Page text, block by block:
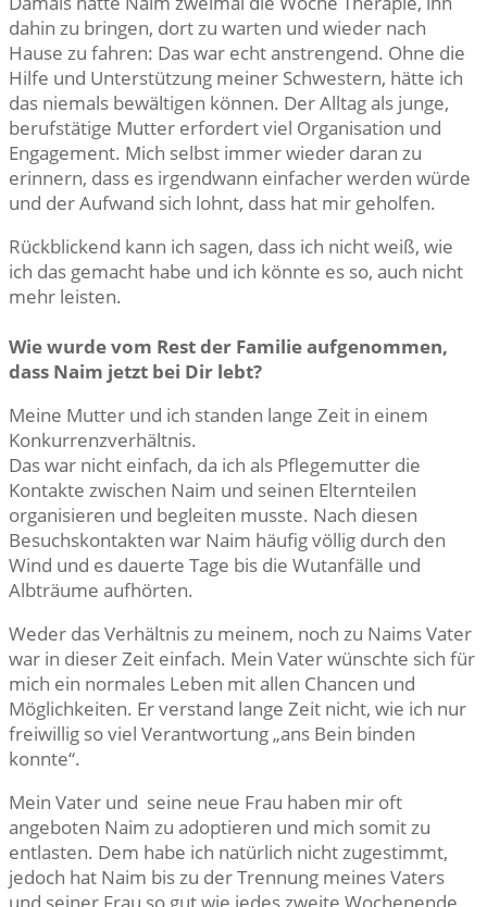
dahin zu bringen, dort zu warten und wieder nach
Hause zu fahren: Das war echt anstrengend. Ohne die
Hilfe und Unterstützung meiner Schwestern, hätte ich
das niemals bewältigen können. Der Alltag als junge,
berufstätige Mutter erfordert viel Organisation und
Engagement. Mich selbst immer wieder daran zu
erinnern, dass es irgendwann einfacher werden würde
und der Aufwand sich lohnt, dass hat mir geholfen.
Rückblickend kann ich sagen, dass ich nicht weiß, wie
ich das gemacht habe und ich könnte es so, auch nicht
mehr leisten.
Wie wurde vom Rest der Familie aufgenommen,
dass Naim jetzt bei Dir lebt?
Meine Mutter und ich standen lange Zeit in einem
Konkurrenzverhältnis.
Das war nicht einfach, da ich als Pflegemutter die
Kontakte zwischen Naim und seinen Elternteilen
organisieren und begleiten musste. Nach diesen
Besuchskontakten war Naim häufig völlig durch den
Wind und es dauerte Tage bis die Wutanfälle und
Albträume aufhörten.
Weder das Verhältnis zu meinem, noch zu Naims Vater
war in dieser Zeit einfach. Mein Vater wünschte sich für
mich ein normales Leben mit allen Chancen und
Möglichkeiten. Er verstand lange Zeit nicht, wie ich nur
freiwillig so viel Verantwortung „ans Bein binden
konnte“.
Mein Vater und seine neue Frau haben mir oft
angeboten Naim zu adoptieren und mich somit zu
entlasten. Dem habe ich natürlich nicht zugestimmt,
jedoch hat Naim bis zu der Trennung meines Vaters
und seiner Frau so gut wie jedes zweite Wochenende